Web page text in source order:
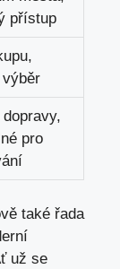
přístup
pro
také řada
už se​